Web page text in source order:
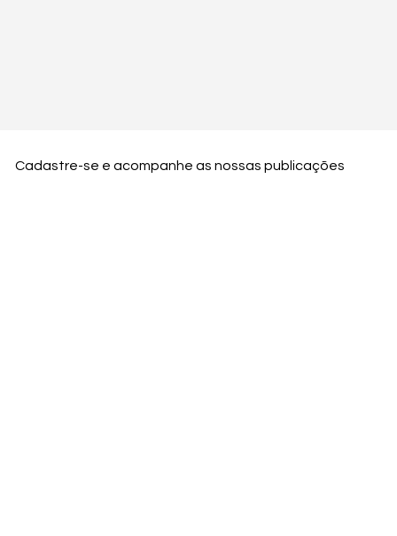
Cadastre-se e acompanhe as nossas publicações